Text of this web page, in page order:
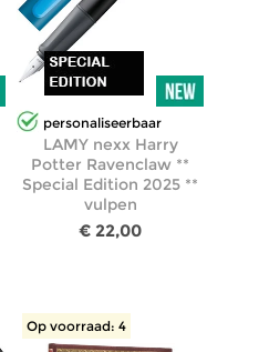
personaliseerbaar
LAMY nexx Harry
Potter Ravenclaw **
Special Edition 2025 **
vulpen
€ 22,00
Op voorraad: 4